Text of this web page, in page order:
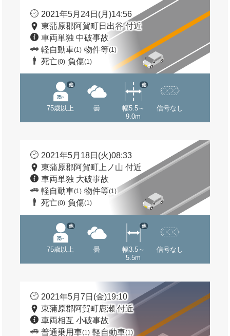
2021年5月24日(月)14:56
東蒲原郡阿賀町日出谷 付近
車両単独 中破事故
軽自動車(1) 物件等(1)
死亡(0) 負傷(1)
75歳以上
他
曇
幅5.5～
9.0m
他
信号なし
2021年5月18日(火)08:33
東蒲原郡阿賀町上ノ山 付近
車両単独 大破事故
軽自動車(1) 物件等(1)
死亡(0) 負傷(1)
75歳以上
他
曇
幅3.5～
5.5m
他
信号なし
2021年5月7日(金)19:10
東蒲原郡阿賀町鹿瀬 付近
車両相互 小破事故
普通乗用車(1) 軽自動車(1)